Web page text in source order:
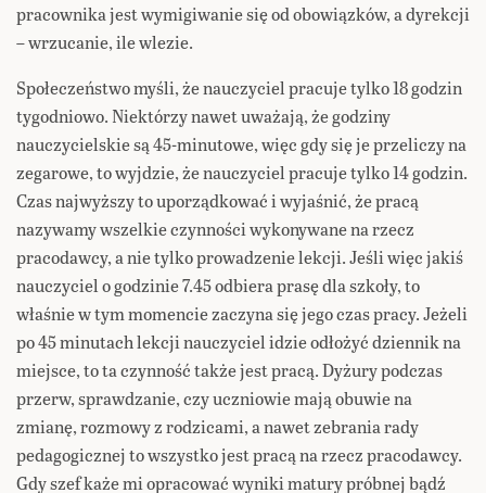
pracownika jest wymigiwanie się od obowiązków, a dyrekcji
– wrzucanie, ile wlezie.
Społeczeństwo myśli, że nauczyciel pracuje tylko 18 godzin
tygodniowo. Niektórzy nawet uważają, że godziny
nauczycielskie są 45-minutowe, więc gdy się je przeliczy na
zegarowe, to wyjdzie, że nauczyciel pracuje tylko 14 godzin.
Czas najwyższy to uporządkować i wyjaśnić, że pracą
nazywamy wszelkie czynności wykonywane na rzecz
pracodawcy, a nie tylko prowadzenie lekcji. Jeśli więc jakiś
nauczyciel o godzinie 7.45 odbiera prasę dla szkoły, to
właśnie w tym momencie zaczyna się jego czas pracy. Jeżeli
po 45 minutach lekcji nauczyciel idzie odłożyć dziennik na
miejsce, to ta czynność także jest pracą. Dyżury podczas
przerw, sprawdzanie, czy uczniowie mają obuwie na
zmianę, rozmowy z rodzicami, a nawet zebrania rady
pedagogicznej to wszystko jest pracą na rzecz pracodawcy.
Gdy szef każe mi opracować wyniki matury próbnej bądź